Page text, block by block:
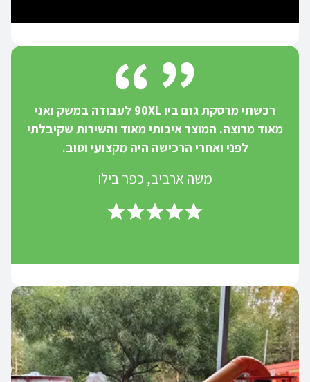
רכשתי מרסקת גזם ביו 90XL לעבודה במשק ואני
מאוד מרוצה. המוצר איכותי מאוד והשירות שקיבלתי
לפני ואחרי הרכישה היה מקצועי וטוב.
משה ארביב, כפר בילו